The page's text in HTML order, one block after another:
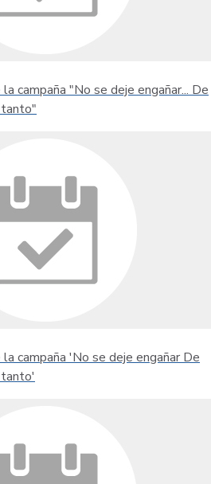
campaña "No se deje engañar... De
campaña 'No se deje engañar De